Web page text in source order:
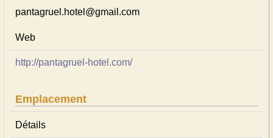
pantagruel.hotel@gmail.com
Web
http://pantagruel-hotel.com/
Emplacement
Détails